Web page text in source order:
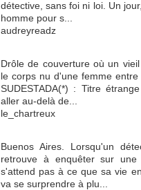
détective, sans foi ni loi. Un
homme pour s...
audreyreadz
Drôle de couverture où un
le corps nu d'une femme
SUDESTADA(*) : Titre étrange
aller au-delà de...
le_chartreux
Buenos Aires. Lorsqu'un
retrouve à enquêter sur
s'attend pas à ce que sa vie
va se surprendre à plu...